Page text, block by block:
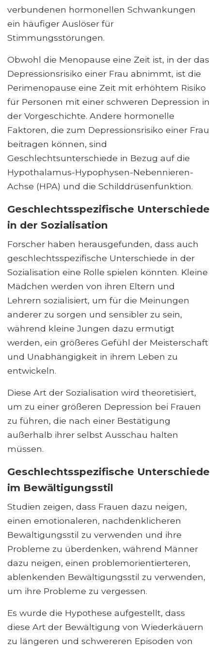
verbundenen hormonellen Schwankungen
ein häufiger Auslöser für
Stimmungsstörungen.
Obwohl die Menopause eine Zeit ist, in der das
Depressionsrisiko einer Frau abnimmt, ist die
Perimenopause eine Zeit mit erhöhtem Risiko
für Personen mit einer schweren Depression in
der Vorgeschichte. Andere hormonelle
Faktoren, die zum Depressionsrisiko einer Frau
beitragen können, sind
Geschlechtsunterschiede in Bezug auf die
Hypothalamus-Hypophysen-Nebennieren-
Achse (HPA) und die Schilddrüsenfunktion.
Geschlechtsspezifische Unterschiede
in der Sozialisation
Forscher haben herausgefunden, dass auch
geschlechtsspezifische Unterschiede in der
Sozialisation eine Rolle spielen könnten. Kleine
Mädchen werden von ihren Eltern und
Lehrern sozialisiert, um für die Meinungen
anderer zu sorgen und sensibler zu sein,
während kleine Jungen dazu ermutigt
werden, ein größeres Gefühl der Meisterschaft
und Unabhängigkeit in ihrem Leben zu
entwickeln.
Diese Art der Sozialisation wird theoretisiert,
um zu einer größeren Depression bei Frauen
zu führen, die nach einer Bestätigung
außerhalb ihrer selbst Ausschau halten
müssen.
Geschlechtsspezifische Unterschiede
im Bewältigungsstil
Studien zeigen, dass Frauen dazu neigen,
einen emotionaleren, nachdenklicheren
Bewältigungsstil zu verwenden und ihre
Probleme zu überdenken, während Männer
dazu neigen, einen problemorientierteren,
ablenkenden Bewältigungsstil zu verwenden,
um ihre Probleme zu vergessen.
Es wurde die Hypothese aufgestellt, dass
diese Art der Bewältigung von Wiederkäuern
zu längeren und schwereren Episoden von